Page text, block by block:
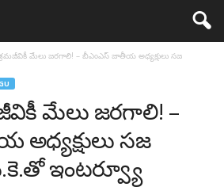
మేలు జరగాలి! – బీఎంఎస్‌ జాతీయ అధ్యక్షులు సజ
మేలు జరగాలి! –
సజ
ఇంటర్వ్యూ